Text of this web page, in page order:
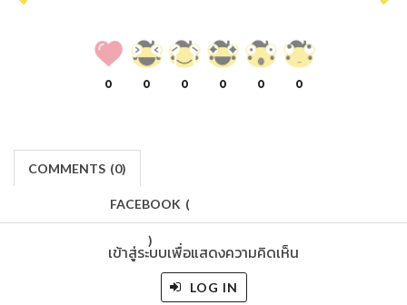
0 0 0 0 0 0
COMMENTS (0)
FACEBOOK (
)
เข้าสู่ระบบเพื่อแสดงความคิดเห็น
LOG IN